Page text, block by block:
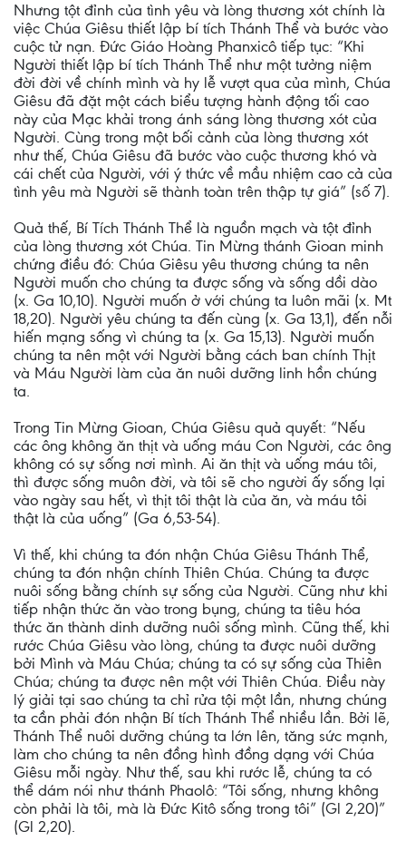
Nhưng tột đỉnh của tình yêu và lòng thương xót chính là
việc Chúa Giêsu thiết lập bí tích Thánh Thể và bước vào
cuộc tử nạn. Đức Giáo Hoàng Phanxicô tiếp tục: “Khi
Người thiết lập bí tích Thánh Thể như một tưởng niệm
đời đời về chính mình và hy lễ vượt qua của mình, Chúa
Giêsu đã đặt một cách biểu tượng hành động tối cao
này của Mạc khải trong ánh sáng lòng thương xót của
Người. Cùng trong một bối cảnh của lòng thương xót
như thế, Chúa Giêsu đã bước vào cuộc thương khó và
cái chết của Người, với ý thức về mầu nhiệm cao cả của
tình yêu mà Người sẽ thành toàn trên thập tự giá” (số 7).
Quả thế, Bí Tích Thánh Thể là nguồn mạch và tột đỉnh
của lòng thương xót Chúa. Tin Mừng thánh Gioan minh
chứng điều đó: Chúa Giêsu yêu thương chúng ta nên
Người muốn cho chúng ta được sống và sống dồi dào
(x. Ga 10,10). Người muốn ở với chúng ta luôn mãi (x. Mt
18,20). Người yêu chúng ta đến cùng (x. Ga 13,1), đến nỗi
hiến mạng sống vì chúng ta (x. Ga 15,13). Người muốn
chúng ta nên một với Người bằng cách ban chính Thịt
và Máu Người làm của ăn nuôi dưỡng linh hồn chúng
ta.
Trong Tin Mừng Gioan, Chúa Giêsu quả quyết: “Nếu
các ông không ăn thịt và uống máu Con Người, các ông
không có sự sống nơi mình. Ai ăn thịt và uống máu tôi,
thì được sống muôn đời, và tôi sẽ cho người ấy sống lại
vào ngày sau hết, vì thịt tôi thật là của ăn, và máu tôi
thật là của uống” (Ga 6,53-54).
Vì thế, khi chúng ta đón nhận Chúa Giêsu Thánh Thể,
chúng ta đón nhận chính Thiên Chúa. Chúng ta được
nuôi sống bằng chính sự sống của Người. Cũng như khi
tiếp nhận thức ăn vào trong bụng, chúng ta tiêu hóa
thức ăn thành dinh dưỡng nuôi sống mình. Cũng thế, khi
rước Chúa Giêsu vào lòng, chúng ta được nuôi dưỡng
bởi Mình và Máu Chúa; chúng ta có sự sống của Thiên
Chúa; chúng ta được nên một với Thiên Chúa. Điều này
lý giải tại sao chúng ta chỉ rửa tội một lần, nhưng chúng
ta cần phải đón nhận Bí tích Thánh Thể nhiều lần. Bởi lẽ,
Thánh Thể nuôi dưỡng chúng ta lớn lên, tăng sức mạnh,
làm cho chúng ta nên đồng hình đồng dạng với Chúa
Giêsu mỗi ngày. Như thế, sau khi rước lễ, chúng ta có
thể dám nói như thánh Phaolô: “Tôi sống, nhưng không
còn phải là tôi, mà là Đức Kitô sống trong tôi” (Gl 2,20)”
(Gl 2,20).